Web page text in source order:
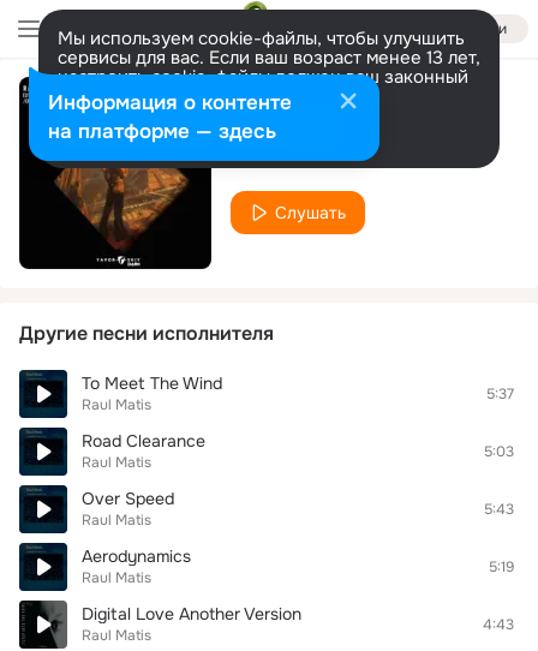
Войти
Мы используем cookie-файлы, чтобы улучшить
сервисы для вас. Если ваш возраст менее 13 лет,
настроить cookie-файлы должен ваш законный
представитель. Больше информации
Разрешить все Настроить
Philosophy Of Life
Raul Matis
Слушать
Другие песни исполнителя
To Meet The Wind
Raul Matis
5:37
Road Clearance
Raul Matis
5:03
Over Speed
Raul Matis
5:43
Aerodynamics
Raul Matis
5:19
Digital Love Another Version
Raul Matis
4:43
Информация о контенте
на платформе — здесь